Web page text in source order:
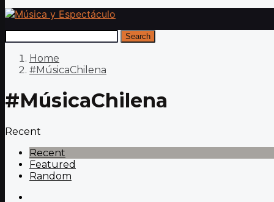
Search
Home
#MúsicaChilena
#MúsicaChilena
Recent
Recent
Featured
Random